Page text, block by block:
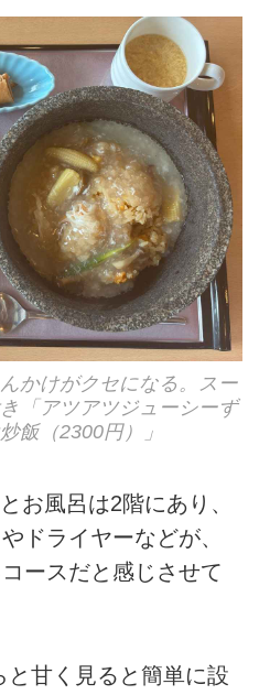
かけがクセになる。スー
「アツアツジューシーず
飯（2300円）」
お風呂は2階にあり、
ドライヤーなどが、
ースだと感じさせて
と甘く見ると簡単に設